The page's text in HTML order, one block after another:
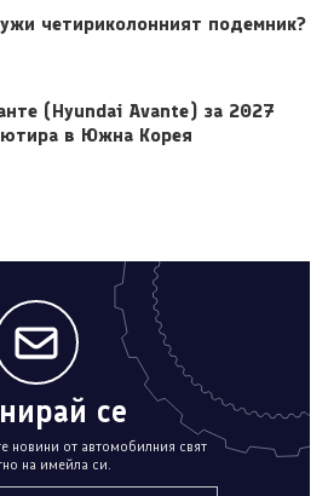
четириколонният подемник?
(Hyundai Avante) за 2027
в Южна Корея
се
новини от автомобилния свят
на имейла си.